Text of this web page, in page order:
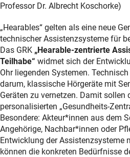
Professor Dr. Albrecht Koschorke)
„Hearables“ gelten als eine neue
technischer Assistenzsysteme für
Das GRK „Hearable-zentrierte
Teilhabe“ widmet sich der
Ohr liegenden Systemen.
darum, klassische Hörgeräte mit
Geräten zu vernetzen. Damit sollen
personalisierten „Gesundheits-
Besondere: Akteur*innen aus dem
Angehörige, Nachbar*innen oder
Entwicklung der Assistenzsysteme
können die konkreten Bedürfnisse